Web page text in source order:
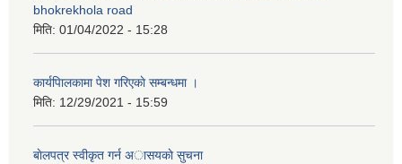
bhokrekhola road
मिति: 01/04/2022 - 15:28
कार्यपािलकामा पेश गरिएकाे सम्बन्धमा ।
मिति: 12/29/2021 - 15:59
बाेलपत्र स्वीकृत गर्न अासयकाे सुचना